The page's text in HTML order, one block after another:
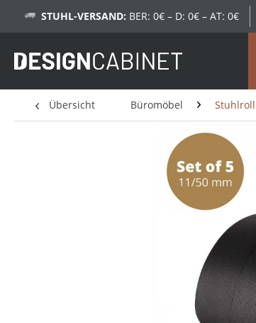
STUHL-VERSAND: BER: 0€ – D: 0€ – AT: 0€
Übersicht Büromöbel